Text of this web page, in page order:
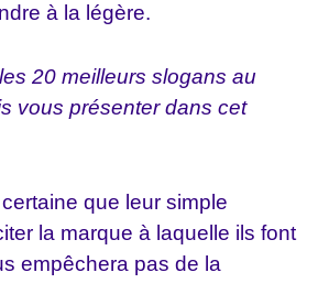
à la légère.
20 meilleurs slogans au
vous présenter dans cet
que leur simple
la marque à laquelle ils font
empêchera pas de la